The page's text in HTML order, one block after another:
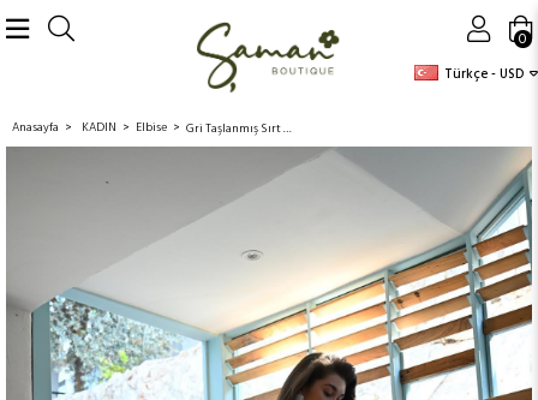
Türkçe - USD
0
Anasayfa KADIN Elbise Gri Taşlanmış Sırt Dekolteli Bohem Elbise